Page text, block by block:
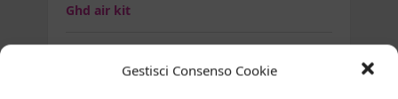
Gestisci Consenso Cookie
Ghd air kit
Ghd Flight Wanderlust